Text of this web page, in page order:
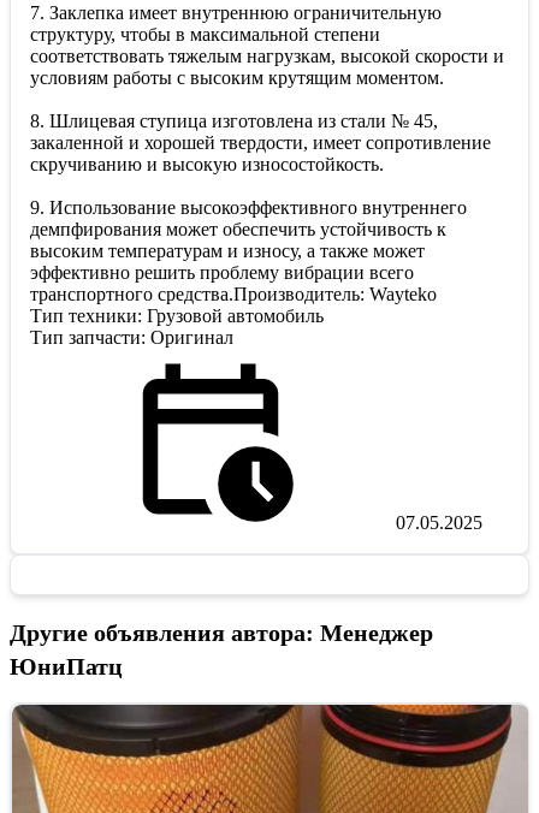
7. Заклепка имеет внутреннюю ограничительную
структуру, чтобы в максимальной степени
соответствовать тяжелым нагрузкам, высокой скорости и
условиям работы с высоким крутящим моментом.
8. Шлицевая ступица изготовлена из стали № 45,
закаленной и хорошей твердости, имеет сопротивление
скручиванию и высокую износостойкость.
9. Использование высокоэффективного внутреннего
демпфирования может обеспечить устойчивость к
высоким температурам и износу, а также может
эффективно решить проблему вибрации всего
транспортного средства.Производитель: Wayteko
Тип техники: Грузовой автомобиль
Тип запчасти: Оригинал
07.05.2025
Другие объявления автора: Менеджер
ЮниПатц